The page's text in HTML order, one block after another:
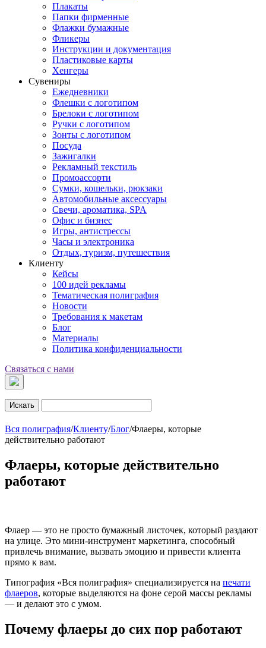
Плакаты
Папки фирменные
Флажки бумажные
Фликеры
Инструкции и документация
Пластиковые карты
Хенгеры
Сувениры
Ежедневники
Флешки с логотипом
Брелоки с логотипом
Ручки с логотипом
Зонты с логотипом
Посуда
Зажигалки
Рекламный текстиль
Промоассорти
Сумки, кошельки, рюкзаки
Автомобильные аксессуары
Свечи, ароматика, SPA
Офис и бизнес
Игры, антистрессы
Часы и электроника
Отдых, туризм, путешествия
Клиенту
Кейсы
100 идей рекламы
Тематическая полиграфия
Новости
Требования к макетам
Блог
Материалы
Политика конфиденциальности
Связаться с нами
Искать
Вся полиграфия/Клиенту/Блог/Флаеры, которые
действительно работают
Флаеры, которые действительно
работают
Флаер — это не просто бумажный листочек, который раздают
на улице. Это мини-инструмент маркетинга, способный
привлечь внимание, вызвать эмоцию и привести клиента
прямо к вам.
Типография «Вся полиграфия» специализируется на печати
флаеров, которые выделяются на фоне серой массы рекламы
— и делают это с умом.
Почему флаеры до сих пор работают